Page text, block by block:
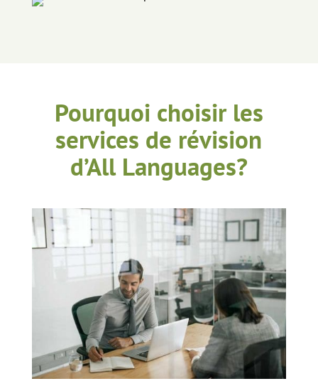
Pourquoi choisir les
services de révision
d’All Languages?